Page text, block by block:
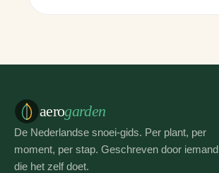
aerogarden
De Nederlandse snoei-gids. Per plant, per
moment, per stap. Geschreven door iemand
die het zelf doet.